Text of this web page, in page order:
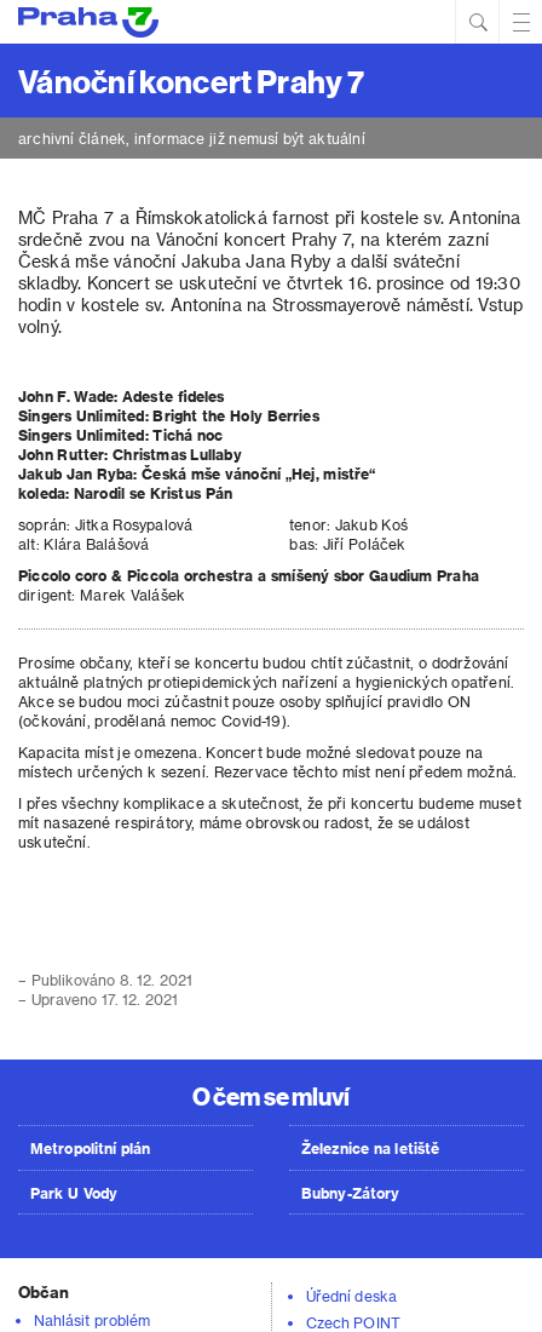
Vánoční koncert Prahy 7
archivní článek, informace již nemusí být aktuální
MČ Praha 7 a Římskokatolická farnost při kostele sv. Antonína
srdečně zvou na Vánoční koncert Prahy 7, na kterém zazní
Česká mše vánoční Jakuba Jana Ryby a další sváteční
skladby. Koncert se uskuteční ve čtvrtek 16. prosince od 19:30
hodin v kostele sv. Antonína na Strossmayerově náměstí. Vstup
volný.
John F. Wade: Adeste fideles
Singers Unlimited: Bright the Holy Berries
Singers Unlimited: Tichá noc
John Rutter: Christmas Lullaby
Jakub Jan Ryba: Česká mše vánoční „Hej, mistře“
koleda: Narodil se Kristus Pán
soprán: Jitka Rosypalová tenor: Jakub Koś
alt: Klára Balášová bas: Jiří Poláček
Piccolo coro & Piccola orchestra a smíšený sbor Gaudium Praha
dirigent: Marek Valášek
Prosíme občany, kteří se koncertu budou chtít zúčastnit, o dodržování
aktuálně platných protiepidemických nařízení a hygienických opatření.
Akce se budou moci zúčastnit pouze osoby splňující pravidlo ON
(očkování, prodělaná nemoc Covid-19).
Kapacita míst je omezena. Koncert bude možné sledovat pouze na
místech určených k sezení. Rezervace těchto míst není předem možná.
I přes všechny komplikace a skutečnost, že při koncertu budeme muset
mít nasazené respirátory, máme obrovskou radost, že se událost
uskuteční.
– Publikováno 8. 12. 2021
– Upraveno 17. 12. 2021
O čem se mluví
Metropolitní plán
Park U Vody
Železnice na letiště
Bubny-Zátory
Občan
Nahlásit problém
Úřední deska
Czech POINT